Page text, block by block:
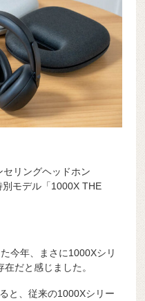
リングヘッドホン
別モデル「1000X THE
今年、まさに1000Xシリ
だと感じました。
と、従来の1000Xシリー